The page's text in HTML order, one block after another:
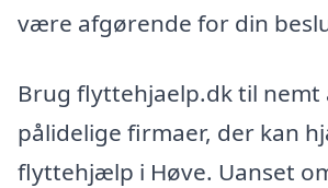
være afgørende for din
Brug flyttehjaelp.dk til nemt
pålidelige firmaer, der kan
flyttehjælp i Høve. Uanset